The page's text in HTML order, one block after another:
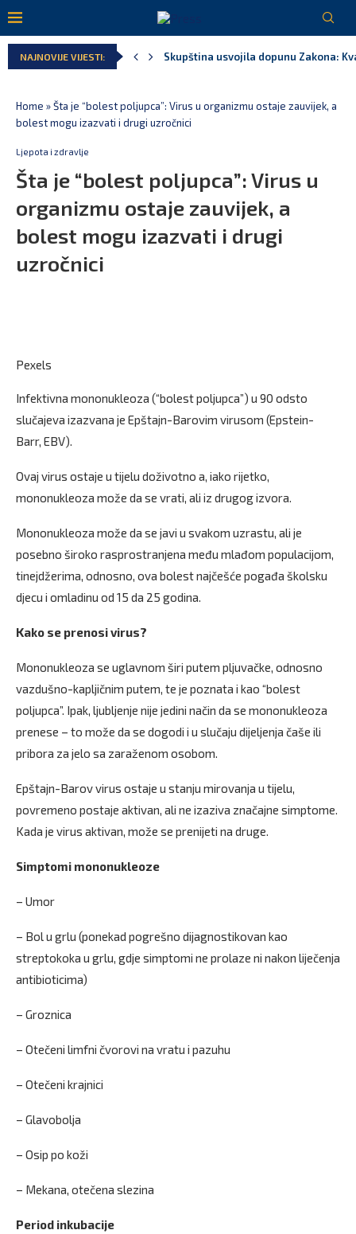
NAJNOVIJE VIJESTI:
Skupština usvojila dopunu Zakona:
Home »Šta je “bolest poljupca”: Virus u organizmu ostaje zauvijek, a
bolest mogu izazvati i drugi uzročnici
Ljepota i zdravlje
Šta je “bolest poljupca”: Virus u
organizmu ostaje zauvijek, a
bolest mogu izazvati i drugi
uzročnici
Pexels
Infektivna mononukleoza (“bolest poljupca”) u 90 odsto
slučajeva izazvana je Epštajn-Barovim virusom (Epstein-
Barr, EBV).
Ovaj virus ostaje u tijelu doživotno a, iako rijetko,
mononukleoza može da se vrati, ali iz drugog izvora.
Mononukleoza može da se javi u svakom uzrastu, ali je
posebno široko rasprostranjena među mlađom populacijom,
tinejdžerima, odnosno, ova bolest najčešće pogađa školsku
djecu i omladinu od 15 da 25 godina.
Kako se prenosi virus?
Mononukleoza se uglavnom širi putem pljuvačke, odnosno
vazdušno-kapljičnim putem, te je poznata i kao “bolest
poljupca”. Ipak, ljubljenje nije jedini način da se mononukleoza
prenese – to može da se dogodi i u slučaju dijeljenja čaše ili
pribora za jelo sa zaraženom osobom.
Epštajn-Barov virus ostaje u stanju mirovanja u tijelu,
povremeno postaje aktivan, ali ne izaziva značajne simptome.
Kada je virus aktivan, može se prenijeti na druge.
Simptomi mononukleoze
– Umor
– Bol u grlu (ponekad pogrešno dijagnostikovan kao
streptokoka u grlu, gdje simptomi ne prolaze ni nakon liječenja
antibioticima)
– Groznica
– Otečeni limfni čvorovi na vratu i pazuhu
– Otečeni krajnici
– Glavobolja
– Osip po koži
– Mekana, otečena slezina
Period inkubacije